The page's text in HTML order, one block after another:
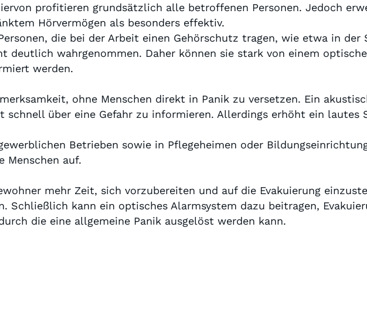
profitieren grundsätzlich alle betroffenen Personen. Jedoch
Hörvermögen als besonders effektiv.
die bei der Arbeit einen Gehörschutz tragen, wie etwa in der
deutlich wahrgenommen. Daher können sie stark von einem
werden.
ohne Menschen direkt in Panik zu versetzen. Ein
über eine Gefahr zu informieren. Allerdings erhöht ein lautes
Betrieben sowie in Pflegeheimen oder
Menschen auf.
mehr Zeit, sich vorzubereiten und auf die Evakuierung
Schließlich kann ein optisches Alarmsystem dazu beitragen,
die eine allgemeine Panik ausgelöst werden kann.